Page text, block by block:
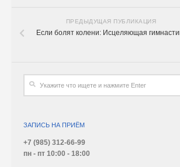
ПРЕДЫДУЩАЯ ПУБЛИКАЦИЯ
Если болят колени: Исцеляющая
ЗАПИСЬ НА ПРИЁМ
+7 (985) 312-66-99
пн - пт 10:00 - 18:00